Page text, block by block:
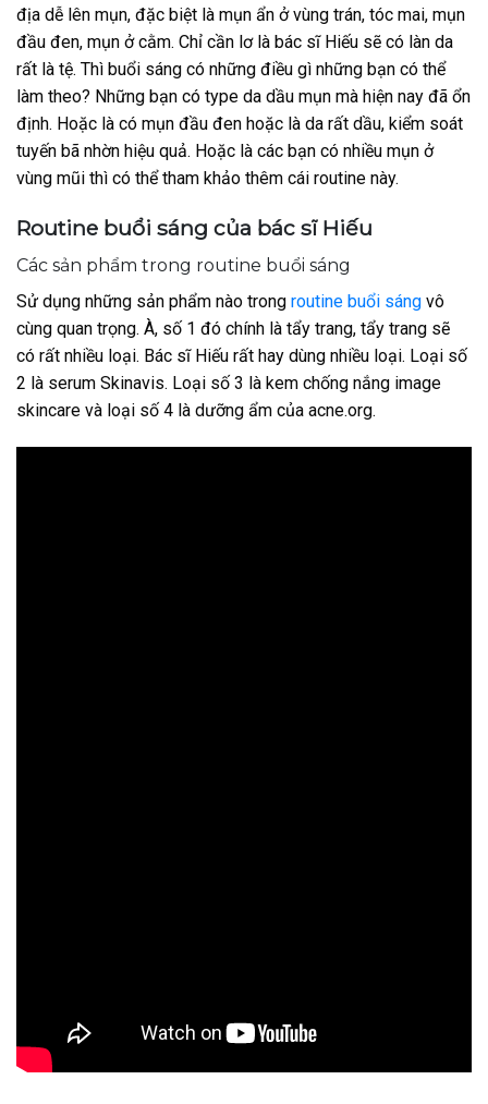
địa dễ lên mụn, đặc biệt là mụn ẩn ở vùng trán, tóc mai, mụn
đầu đen, mụn ở cằm. Chỉ cần lơ là bác sĩ Hiếu sẽ có làn da
rất là tệ. Thì buổi sáng có những điều gì những bạn có thể
làm theo? Những bạn có type da dầu mụn mà hiện nay đã ổn
định. Hoặc là có mụn đầu đen hoặc là da rất dầu, kiểm soát
tuyến bã nhờn hiệu quả. Hoặc là các bạn có nhiều mụn ở
vùng mũi thì có thể tham khảo thêm cái routine này.
Routine buổi sáng của bác sĩ Hiếu
Các sản phẩm trong routine buổi sáng
Sử dụng những sản phẩm nào trong routine buổi sáng vô
cùng quan trọng. À, số 1 đó chính là tẩy trang, tẩy trang sẽ
có rất nhiều loại. Bác sĩ Hiếu rất hay dùng nhiều loại. Loại số
2 là serum Skinavis. Loại số 3 là kem chống nắng image
skincare và loại số 4 là dưỡng ẩm của acne.org.